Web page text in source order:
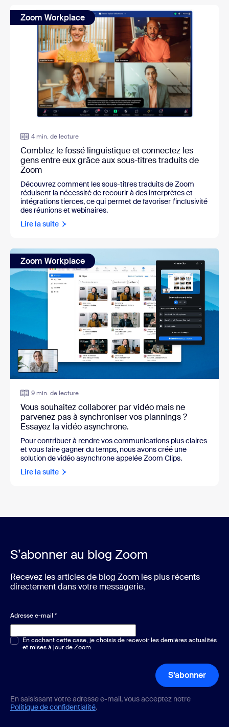
Zoom Workplace
4 min. de lecture
Comblez le fossé linguistique et connectez les
gens entre eux grâce aux sous-titres traduits de
Zoom
Découvrez comment les sous-titres traduits de Zoom
réduisent la nécessité de recourir à des interprètes et
intégrations tierces, ce qui permet de favoriser l’inclusivité
des réunions et webinaires.
Lire la suite
Zoom Workplace
9 min. de lecture
Vous souhaitez collaborer par vidéo mais ne
parvenez pas à synchroniser vos plannings ?
Essayez la vidéo asynchrone.
Pour contribuer à rendre vos communications plus claires
et vous faire gagner du temps, nous avons créé une
solution de vidéo asynchrone appelée Zoom Clips.
Lire la suite
S’abonner au blog Zoom
Recevez les articles de blog Zoom les plus récents
directement dans votre messagerie.
Adresse e-mail *
Choix multiple ou unique*
En cochant cette case, je choisis de recevoir les dernières actualités
et mises à jour de Zoom.
S’abonner
En saisissant votre adresse e-mail, vous acceptez notre
Politique de confidentialité.